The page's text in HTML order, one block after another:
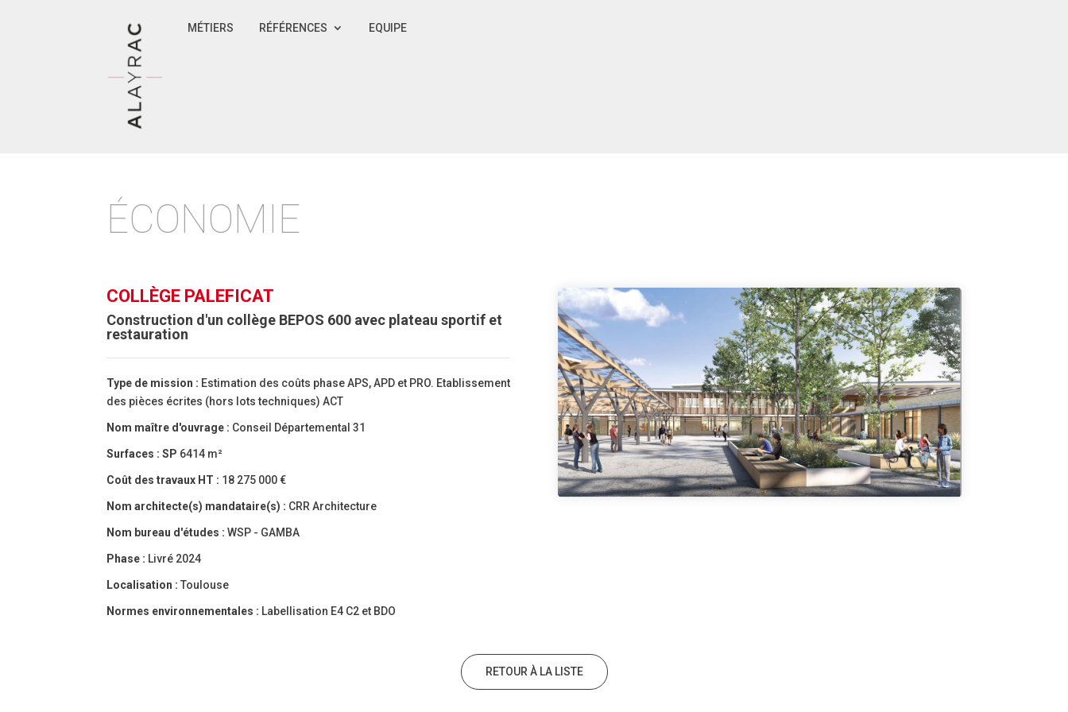
MÉTIERS RÉFÉRENCES EQUIPE
ÉCONOMIE
COLLÈGE PALEFICAT
Construction d'un collège BEPOS 600 avec plateau sportif et
restauration
Type de mission : Estimation des coûts phase APS, APD et PRO. Etablissement
des pièces écrites (hors lots techniques) ACT
Nom maître d'ouvrage : Conseil Départemental 31
Surfaces :SP 6414 m²
Coût des travaux HT : 18 275 000 €
Nom architecte(s) mandataire(s) : CRR Architecture
Nom bureau d'études :WSP - GAMBA
Phase : Livré 2024
Localisation :Toulouse
Normes environnementales : Labellisation E4 C2 et BDO
RETOUR À LA LISTE